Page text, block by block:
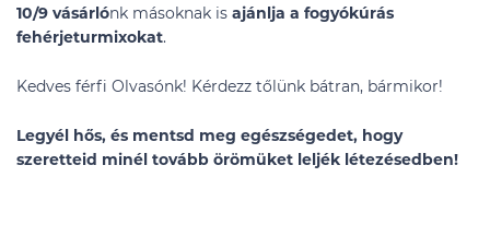
10/9 vásárlónk másoknak is ajánlja a fogyókúrás
fehérjeturmixokat.
Kedves férfi Olvasónk! Kérdezz tőlünk bátran, bármikor!
Legyél hős, és mentsd meg egészségedet, hogy
szeretteid minél tovább örömüket leljék létezésedben!